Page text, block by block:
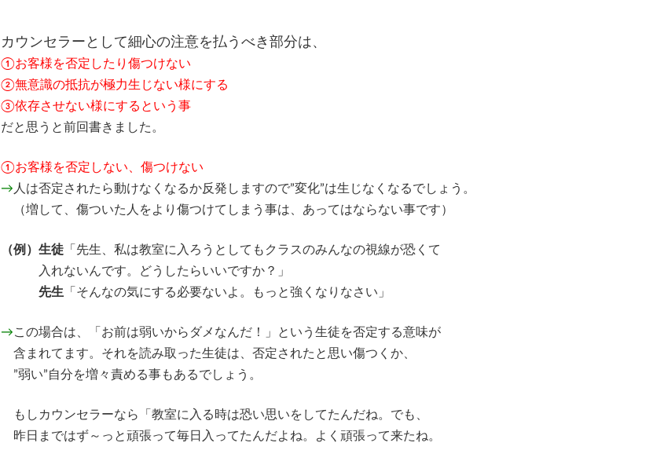
カウンセラーとして細心の注意を払うべき部分は、
①お客様を否定したり傷つけない
②無意識の抵抗が極力生じない様にする
③依存させない様にするという事
だと思うと前回書きました。
①お客様を否定しない、傷つけない
→ 人は否定されたら動けなくなるか反発しますので”変化”は生じなくなるでしょう。
（増して、傷ついた人をより傷つけてしまう事は、あってはならない事です）
（例）生徒 「先生、私は教室に入ろうとしてもクラスのみんなの視線が恐くて
入れないんです。どうしたらいいですか？」
先生 「そんなの気にする必要ないよ。もっと強くなりなさい」
→この場合は、「お前は弱いからダメなんだ！」という生徒を否定する意味が
含まれてます。それを読み取った生徒は、否定されたと思い傷つくか、
”弱い”自分を増々責める事もあるでしょう。
もしカウンセラーなら「教室に入る時は恐い思いをしてたんだね。でも、
昨日まではず～っと頑張って毎日入ってたんだよね。よく頑張って来たね。